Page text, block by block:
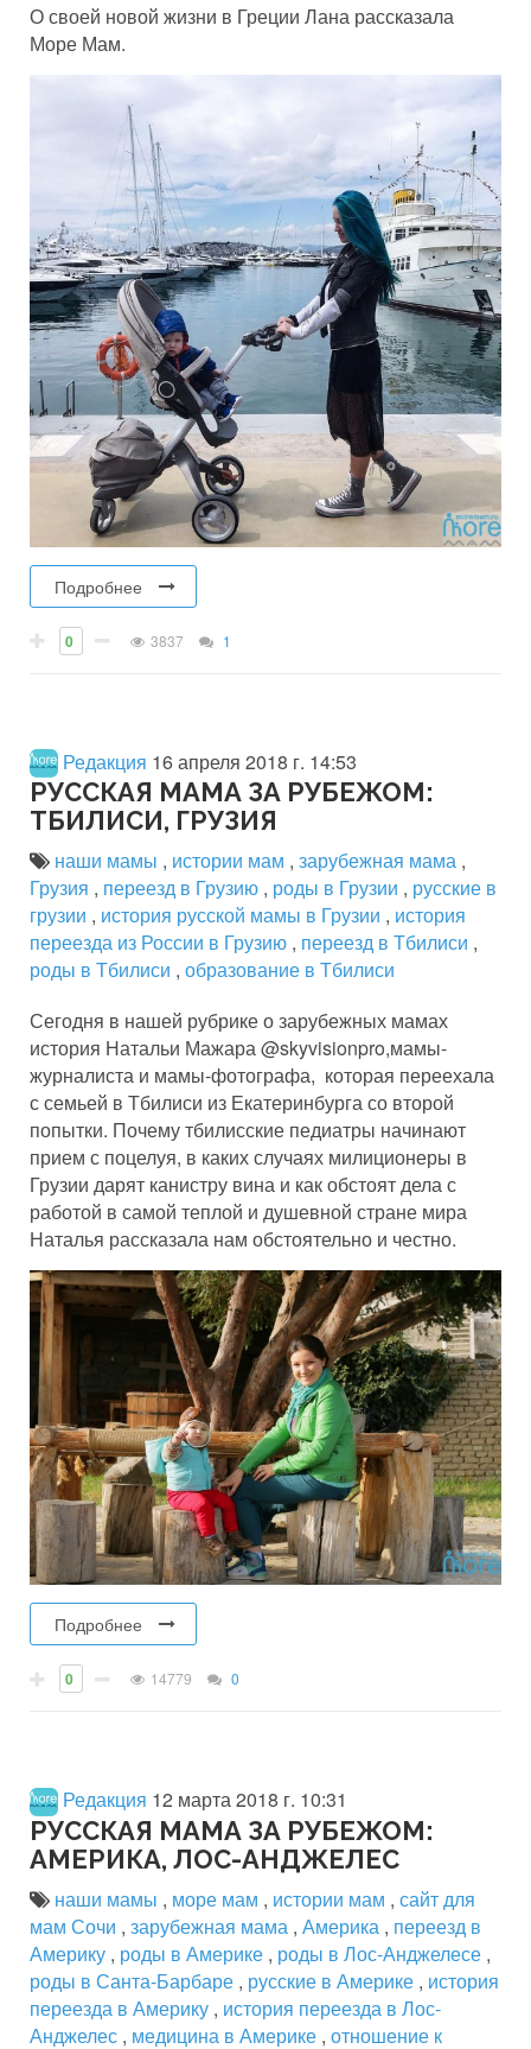
О своей новой жизни в Греции Лана рассказала
Море Мам.
Подробнее
0 3837 1
Редакция 16 апреля 2018 г. 14:53
РУССКАЯ МАМА ЗА РУБЕЖОМ:
ТБИЛИСИ, ГРУЗИЯ
наши мамы , истории мам , зарубежная мама ,
Грузия , переезд в Грузию , роды в Грузии , русские в
грузии , история русской мамы в Грузии , история
переезда из России в Грузию , переезд в Тбилиси ,
роды в Тбилиси , образование в Тбилиси
Сегодня в нашей рубрике о зарубежных мамах
история Натальи Мажара @skyvisionpro,мамы-
журналиста и мамы-фотографа, которая переехала
с семьей в Тбилиси из Екатеринбурга со второй
попытки. Почему тбилисские педиатры начинают
прием с поцелуя, в каких случаях милиционеры в
Грузии дарят канистру вина и как обстоят дела с
работой в самой теплой и душевной стране мира
Наталья рассказала нам обстоятельно и честно.
Подробнее
0 14779 0
Редакция 12 марта 2018 г. 10:31
РУССКАЯ МАМА ЗА РУБЕЖОМ:
АМЕРИКА, ЛОС-АНДЖЕЛЕС
наши мамы , море мам , истории мам , сайт для
мам Сочи , зарубежная мама , Америка , переезд в
Америку , роды в Америке , роды в Лос-Анджелесе ,
роды в Санта-Барбаре , русские в Америке , история
переезда в Америку , история переезда в Лос-
Анджелес , медицина в Америке , отношение к